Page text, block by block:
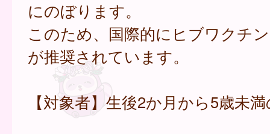
にのぼります。
このため、国際的にヒブワクチ
が推奨されています。
【対象者】生後2か月から5歳未